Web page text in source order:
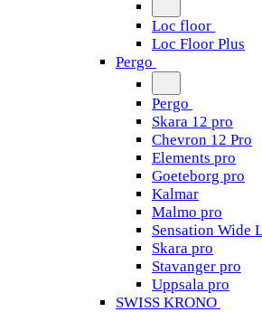
Loc floor
Loc Floor Plus
Pergo
Pergo
Skara 12 pro
Chevron 12 Pro
Elements pro
Goeteborg pro
Kalmar
Malmo pro
Sensation Wide
Skara pro
Stavanger pro
Uppsala pro
SWISS KRONO